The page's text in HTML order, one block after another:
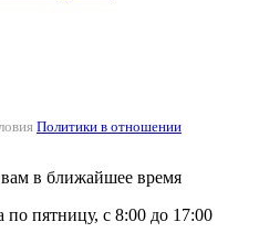
Политики в отношении
в ближайшее время
пятницу, с 8:00 до 17:00